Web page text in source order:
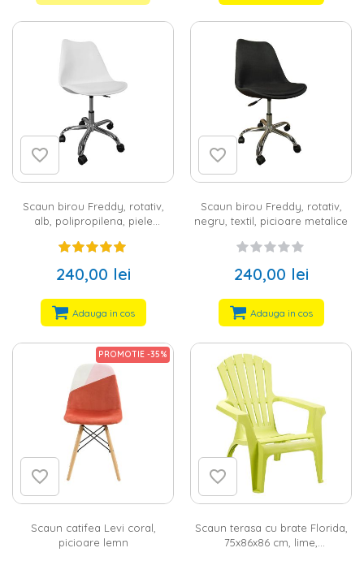
Scaun birou Freddy, rotativ,
alb, polipropilena, piele
cromate
240,00 lei
Adauga in cos
Scaun birou Freddy, rotativ,
negru, textil, picioare metalice
240,00 lei
Adauga in cos
PROMOTIE -35%
Scaun catifea Levi coral,
picioare lemn
Scaun terasa cu brate Florida,
75x86x86 cm, lime,